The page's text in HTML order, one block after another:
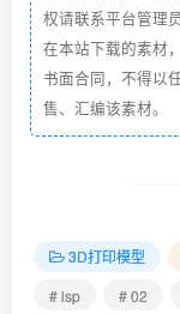
权请联系平台管理
在本站下载的素材
书面合同，不得以
售、汇编该素材。
3D打印模型
# lsp
# 02